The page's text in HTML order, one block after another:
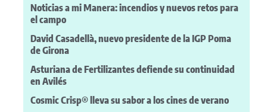
Noticias a mi Manera: incendios y nuevos retos para
el campo
David Casadellà, nuevo presidente de la IGP Poma
de Girona
Asturiana de Fertilizantes defiende su continuidad
en Avilés
Cosmic Crisp® lleva su sabor a los cines de verano